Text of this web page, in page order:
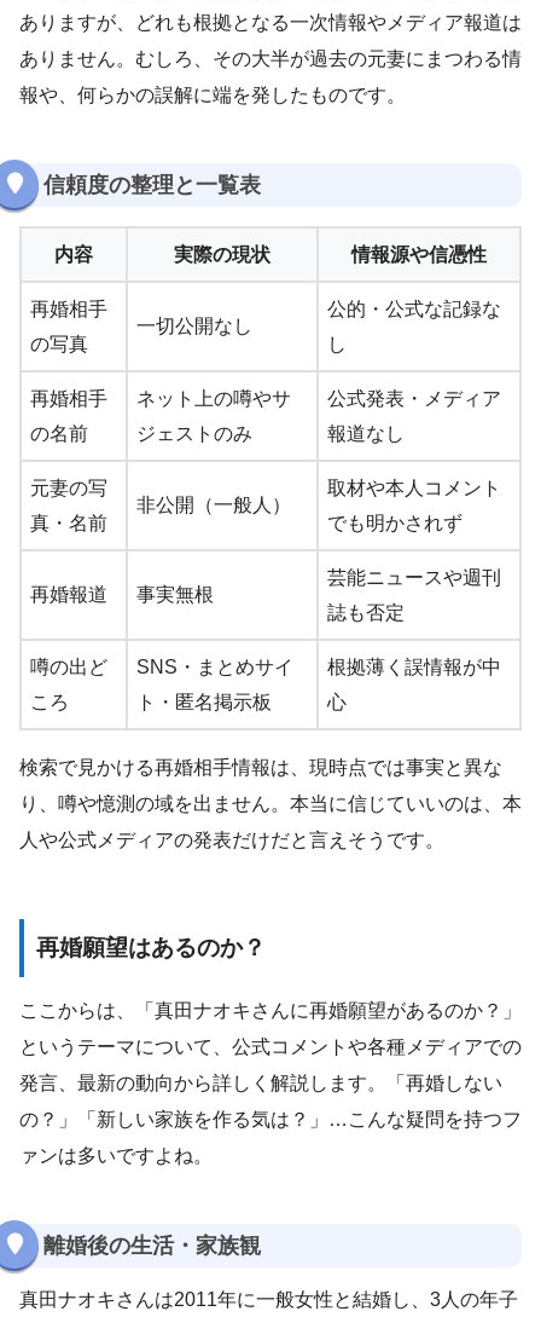
ありますが、どれも根拠となる一次情報やメディア報道は
ありません。むしろ、その大半が過去の元妻にまつわる情
報や、何らかの誤解に端を発したものです。
信頼度の整理と一覧表
内容 実際の現状 情報源や信憑性
再婚相手
の写真
一切公開なし
公的・公式な記録な
し
再婚相手
の名前
ネット上の噂やサ
ジェストのみ
公式発表・メディア
報道なし
元妻の写
真・名前
非公開（一般人）
取材や本人コメント
でも明かされず
再婚報道 事実無根
芸能ニュースや週刊
誌も否定
噂の出ど
ころ
SNS・まとめサイ
ト・匿名掲示板
根拠薄く誤情報が中
心
検索で見かける再婚相手情報は、現時点では事実と異な
り、噂や憶測の域を出ません。本当に信じていいのは、本
人や公式メディアの発表だけだと言えそうです。
再婚願望はあるのか？
ここからは、「真田ナオキさんに再婚願望があるのか？」
というテーマについて、公式コメントや各種メディアでの
発言、最新の動向から詳しく解説します。「再婚しない
の？」「新しい家族を作る気は？」…こんな疑問を持つフ
ァンは多いですよね。
離婚後の生活・家族観
真田ナオキさんは2011年に一般女性と結婚し、3人の年子